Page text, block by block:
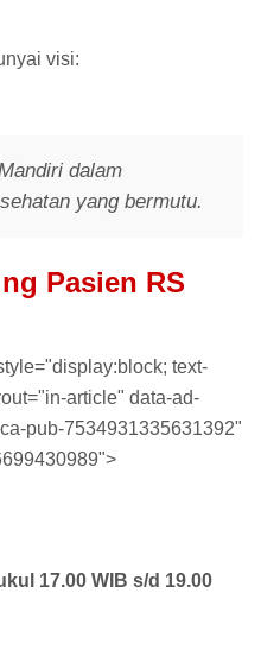
visi:
dalam
yang bermutu.
Pasien RS
text-
article" data-ad-
pub-7534931335631392"
17.00 WIB s/d 19.00